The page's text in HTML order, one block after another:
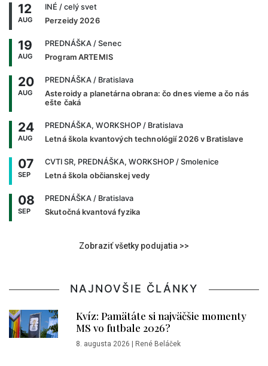
12
AUG
INÉ / celý svet
Perzeidy 2026
19
AUG
PREDNÁŠKA / Senec
Program ARTEMIS
20
AUG
PREDNÁŠKA / Bratislava
Asteroidy a planetárna obrana: čo dnes vieme a čo nás
ešte čaká
24
AUG
PREDNÁŠKA, WORKSHOP / Bratislava
Letná škola kvantových technológií 2026 v Bratislave
07
SEP
CVTI SR, PREDNÁŠKA, WORKSHOP / Smolenice
Letná škola občianskej vedy
08
SEP
PREDNÁŠKA / Bratislava
Skutočná kvantová fyzika
Zobraziť všetky podujatia >>
NAJNOVŠIE ČLÁNKY
Kvíz: Pamätáte si najväčšie momenty
MS vo futbale 2026?
8. augusta 2026 René Beláček